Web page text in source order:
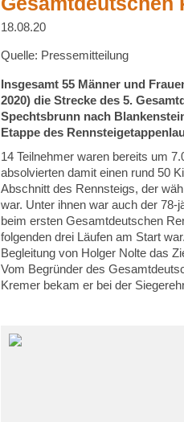
18.08.20
Quelle: Pressemitteilung
Insgesamt 55 Männer und
2020) die Strecke des 5.
Spechtsbrunn nach
Etappe des
14 Teilnehmer waren bereits um
absolvierten damit einen rund 50
Abschnitt des Rennsteigs, der
war. Unter ihnen war auch der
beim ersten Gesamtdeutschen
folgenden drei Läufen am Start
Begleitung von Holger Nolte das
Vom Begründer des
Kremer bekam er bei der